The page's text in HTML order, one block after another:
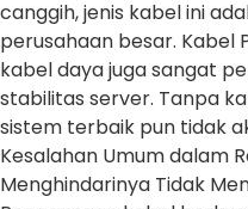
canggih, jenis kabel ini
perusahaan besar. Kabel
kabel daya juga sangat
stabilitas server. Tanpa
sistem terbaik pun tidak
Kesalahan Umum dalam
Menghindarinya Tidak